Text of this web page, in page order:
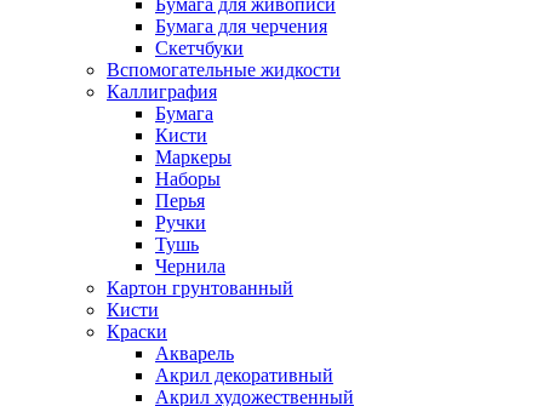
Бумага для живописи
Бумага для черчения
Скетчбуки
Вспомогательные жидкости
Каллиграфия
Бумага
Кисти
Маркеры
Наборы
Перья
Ручки
Тушь
Чернила
Картон грунтованный
Кисти
Краски
Акварель
Акрил декоративный
Акрил художественный